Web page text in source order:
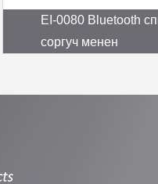
EI-0080 Bluetooth
соргуч менен